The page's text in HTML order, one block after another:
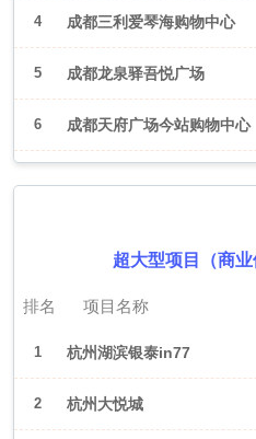
4 成都三利爱琴海购物中心
5 成都龙泉驿吾悦广场
6 成都天府广场今站购物中心
超大型项目（商业
排名 项目名称
1 杭州湖滨银泰in77
2 杭州大悦城